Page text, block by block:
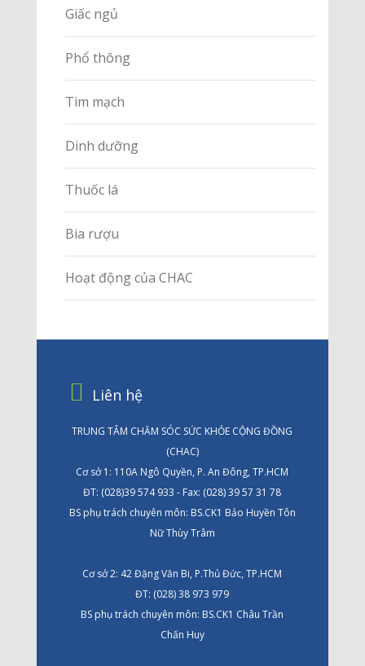
Giấc ngủ
Phổ thông
Tim mạch
Dinh dưỡng
Thuốc lá
Bia rượu
Hoạt động của CHAC
Liên hệ
TRUNG TÂM CHĂM SÓC SỨC KHỎE CỘNG ĐỒNG
(CHAC)
Cơ sở 1: 110A Ngô Quyền, P. An Đông, TP.HCM
ĐT: (028)39 574 933 - Fax: (028) 39 57 31 78
BS phụ trách chuyên môn: BS.CK1 Bảo Huyền Tôn
Nữ Thùy Trâm
Cơ sở 2: 42 Đặng Văn Bi, P.Thủ Đức, TP.HCM
ĐT: (028) 38 973 979
BS phụ trách chuyên môn: BS.CK1 Châu Trần
Chấn Huy